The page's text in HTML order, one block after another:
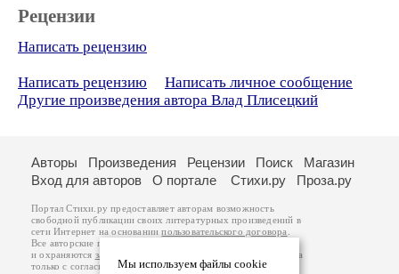
Рецензии
Написать рецензию
Написать рецензию
Написать личное сообщение
Другие произведения автора Влад Плисецкий
Мы используем файлы cookie
Авторы Произведения Рецензии Поиск
Магазин
Вход для авторов
О портале Стихи.ру Проза.ру
Портал Стихи.ру предоставляет авторам возможность
свободной публикации своих литературных произведений в
сети Интернет на основаниипользовательского договора
Все авторские права на произведения принадлежат авторам
и охраняются законом
. Перепечатка произведений возможна
только с согласия его автора, к которому вы можете